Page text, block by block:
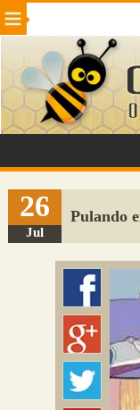
Beleza Cinema e TV
Internet Jogos
VeÃ­culos Adulto
Sugerir Link
Adicionar Blog
Colmeia Exchange
Perguntas Frequentes
26
Jul
Pulando